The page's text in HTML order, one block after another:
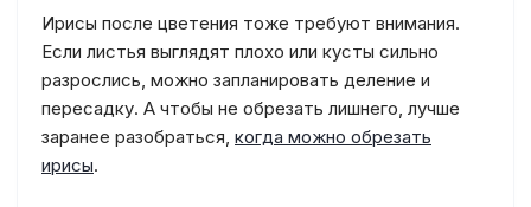
Ирисы после цветения тоже требуют внимания.
Если листья выглядят плохо или кусты сильно
разрослись, можно запланировать деление и
пересадку. А чтобы не обрезать лишнего, лучше
заранее разобраться, когда можно обрезать
ирисы.